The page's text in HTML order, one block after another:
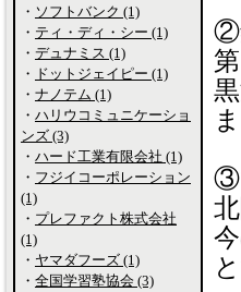
②
③
・ ソフトバンク (1)
・ ティ・ディ・シー (1)
・ デュナミス (1)
・ ドットジェイピー (1)
・ ナノテム (1)
・ ハリウコミュニケーショ
ンズ (3)
・ ハード工業有限会社 (1)
・ フジイコーポレーション
(1)
・ プレファクト株式会社
(1)
・ ヤマダフーズ (1)
・ 全国学習塾協会 (3)